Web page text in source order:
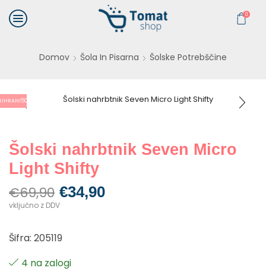
0
Domov Šola In Pisarna Šolske Potrebščine
50%
Šolski nahrbtnik Seven Micro
Light Shifty
€69,90 €34,90
vključno z DDV
Šifra: 205119
4 na zalogi